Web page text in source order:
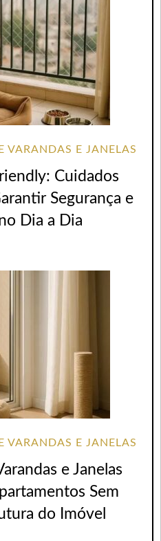
VARANDAS E JANELAS
Cuidados
Segurança e
Dia a Dia
VARANDAS E JANELAS
e Janelas
Sem
do Imóvel